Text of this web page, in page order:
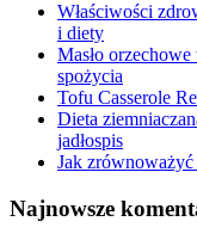
Właściwości
i diety
Masło
spożycia
Tofu Casserole
Dieta
jadłospis
Jak
Najnowsze